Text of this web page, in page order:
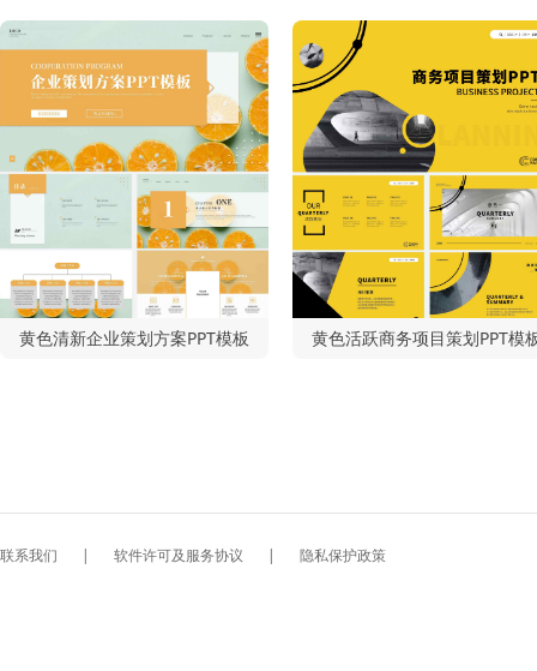
黄色清新企业策划方案PPT模板 黄色活跃商务项目策划PPT模
联系我们 | 软件许可及服务协议 | 隐私保护政策